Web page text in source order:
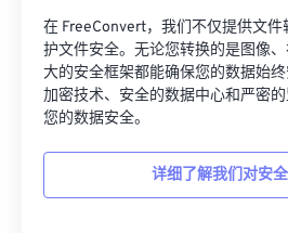
在 FreeConvert，我们不仅提供文
护文件安全。无论您转换的是图像
大的安全框架都能确保您的数据始
加密技术、安全的数据中心和严密
您的数据安全。
详细了解我们对安